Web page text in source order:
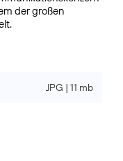
der großen
JPG | 11 mb